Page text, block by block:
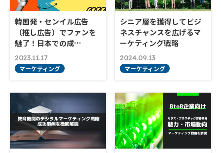
韓国発・センイル広告
（推し広告）でファンを
魅了！日本での成…
2023.11.17
マーケティング
シニア層を獲得してビジ
ネスチャンスを広げるマ
ーケティング戦略
2024.09.13
マーケティング